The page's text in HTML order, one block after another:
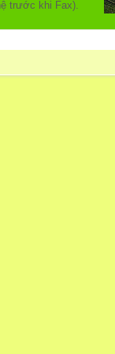
trước khi Fax).